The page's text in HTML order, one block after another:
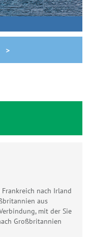
>
nach Irland
aus
mit der Sie
Großbritannien